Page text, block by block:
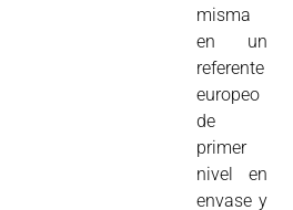
misma
en un
referente
europeo
de
primer
nivel en
envase y